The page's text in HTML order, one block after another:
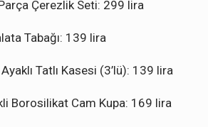
Çerezlik Seti: 299 lira
Tabağı: 139 lira
Tatlı Kasesi (3’lü): 139 lira
Borosilikat Cam Kupa: 169 lira